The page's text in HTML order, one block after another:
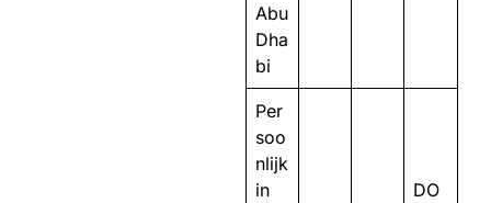
Abu
Dha
bi
Per
soo
nlijk
in
DO